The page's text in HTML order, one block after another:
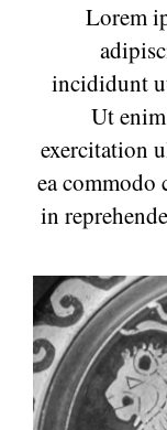
Lorem
incididunt
Ut
exercitation
ea commodo
in